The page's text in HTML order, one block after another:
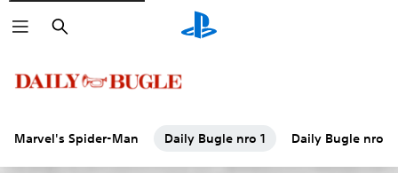
Haku
Marvel's Spider-Man Daily Bugle nro 1 Daily Bugle nro 2